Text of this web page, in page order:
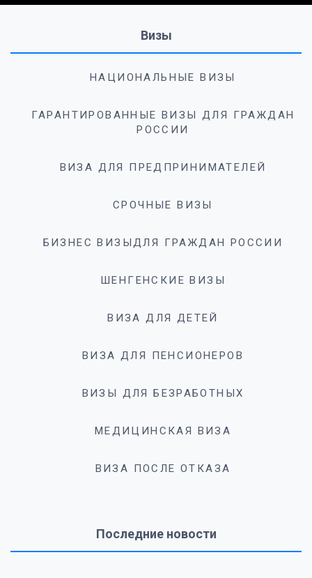
Визы
НАЦИОНАЛЬНЫЕ ВИЗЫ
ГАРАНТИРОВАННЫЕ ВИЗЫ ДЛЯ ГРАЖДАН
РОССИИ
ВИЗА ДЛЯ ПРЕДПРИНИМАТЕЛЕЙ
СРОЧНЫЕ ВИЗЫ
БИЗНЕС ВИЗЫДЛЯ ГРАЖДАН РОССИИ
ШЕНГЕНСКИЕ ВИЗЫ
ВИЗА ДЛЯ ДЕТЕЙ
ВИЗА ДЛЯ ПЕНСИОНЕРОВ
ВИЗЫ ДЛЯ БЕЗРАБОТНЫХ
МЕДИЦИНСКАЯ ВИЗА
ВИЗА ПОСЛЕ ОТКАЗА
Последние новости